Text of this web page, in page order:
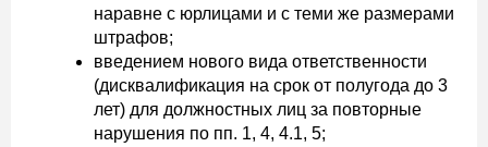
наравне с юрлицами и с теми же размерами
штрафов;
введением нового вида ответственности
(дисквалификация на срок от полугода до 3
лет) для должностных лиц за повторные
нарушения по пп. 1, 4, 4.1, 5;